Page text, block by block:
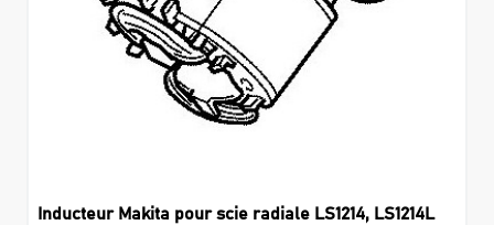
Inducteur Makita pour scie radiale LS1214, LS1214L